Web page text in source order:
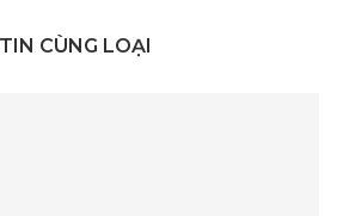
TIN CÙNG LOẠI